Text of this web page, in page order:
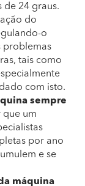
de 24 graus.
do
o
problemas
tais como
com isto.
sempre
que um
por ano
e se
máquina